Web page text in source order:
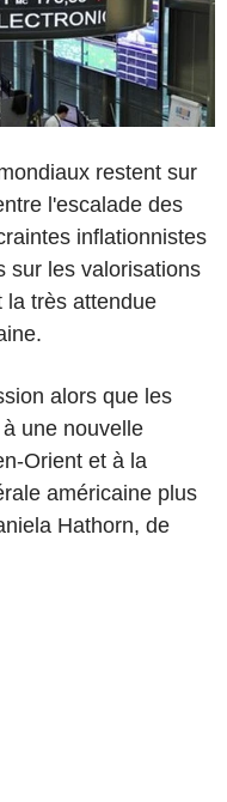
restent sur
l'escalade des
inflationnistes
sur les valorisations
la très attendue
alors que les
une nouvelle
Orient et à la
américaine plus
Hathorn, de